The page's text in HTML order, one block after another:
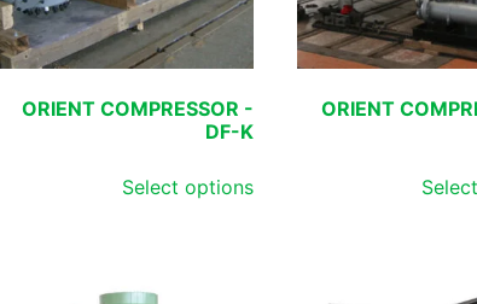
ORIENT
ORIENT COMPRESSOR -
DF-K
Select options